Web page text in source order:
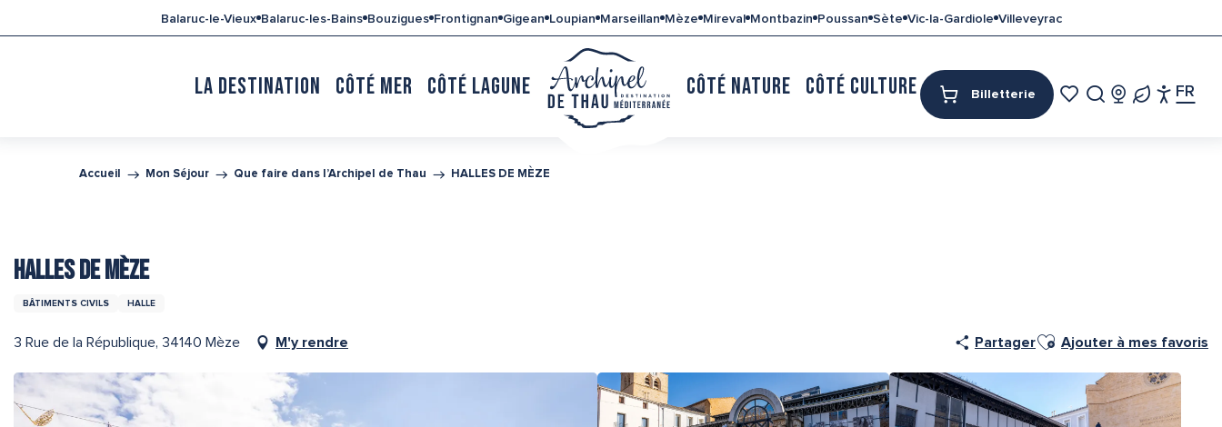
au
Billetterie FR
Balaruc-le-Vieux Balaruc-les-Bains Bouzigues Frontignan Gigean Loupian Marseillan Mèze Mireval Montbazin Poussan Sète Vic-la-Gardiole Villeveyrac
LA DESTINATION CÔTÉ MER CÔTÉ LAGUNE CÔTÉ NATURE CÔTÉ CULTURE MON SÉJOUR
Accueil Mon Séjour Que faire dans l’Archipel de Thau HALLES DE MÈZE
HALLES DE MÈZE
BÂTIMENTS CIVILS HALLE
3 Rue de la République, 34140 Mèze M'y rendre PartagerAjouter aux favoris
Ajouter à mes favoris